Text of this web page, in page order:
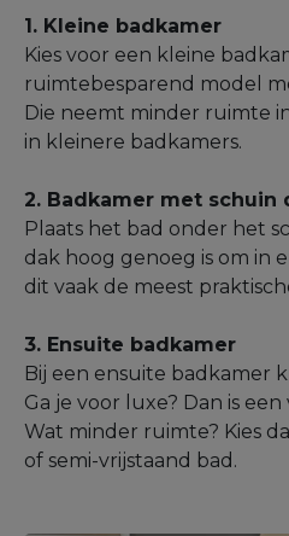
1. Kleine badkamer
Kies voor een kleine
ruimtebesparend model
Die neemt minder ruimte
in kleinere badkamers.
2. Badkamer met schuin
Plaats het bad onder het
dak hoog genoeg is om in
dit vaak de meest
3. Ensuite badkamer
Bij een ensuite badkamer
Ga je voor luxe? Dan is
Wat minder ruimte? Kies
of semi-vrijstaand bad.